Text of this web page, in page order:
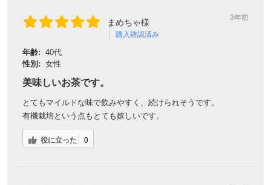
まめちゃ様
購入確認済み
3年前
年齢: 40代
性別: 女性
美味しいお茶です。
とてもマイルドな味で飲みやすく、続けられそうです。
有機栽培という点もとても嬉しいです。
役に立った 0